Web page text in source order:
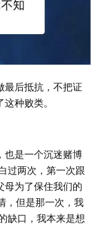
最后抵抗，不把证
种败类。
也是一个沉迷赌博
过两次，第一次跟
母为了保住我们的
，但是那一次，我
缺口，我本来是想